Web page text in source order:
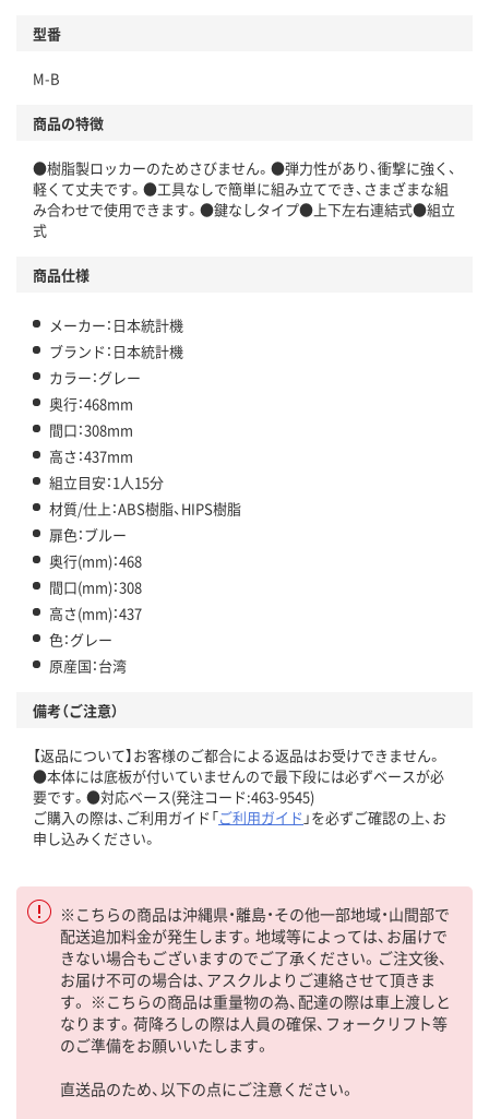
型番
M-B
商品の特徴
●樹脂製ロッカーのためさびません。●弾力性があり、衝撃に強く、
軽くて丈夫です。●工具なしで簡単に組み立てでき、さまざまな組
み合わせで使用できます。●鍵なしタイプ●上下左右連結式●組立
式
商品仕様
メーカー：日本統計機
ブランド：日本統計機
カラー：グレー
奥行：468mm
間口：308mm
高さ：437mm
組立目安：1人15分
材質/仕上：ABS樹脂、HIPS樹脂
扉色：ブルー
奥行(mm)：468
間口(mm)：308
高さ(mm)：437
色：グレー
原産国：台湾
備考（ご注意）
【返品について】お客様のご都合による返品はお受けできません。
●本体には底板が付いていませんので最下段には必ずベースが必
要です。●対応ベース(発注コード:463-9545)
ご購入の際は、ご利用ガイド「ご利用ガイド 」を必ずご確認の上、お
申し込みください。
※こちらの商品は沖縄県・離島・その他一部地域・山間部で
配送追加料金が発生します。地域等によっては、お届けで
きない場合もございますのでご了承ください。ご注文後、
お届け不可の場合は、アスクルよりご連絡させて頂きま
す。 ※こちらの商品は重量物の為、配達の際は車上渡しと
なります。荷降ろしの際は人員の確保、フォークリフト等
のご準備をお願いいたします。
直送品のため、以下の点にご注意ください。